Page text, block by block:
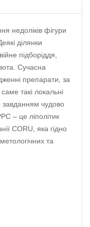
недоліків фігури
ділянки
підборіддя,
Сучасна
препарати, за
такі локальні
завданням чудово
– це ліполітик
CORU, яка гідно
та